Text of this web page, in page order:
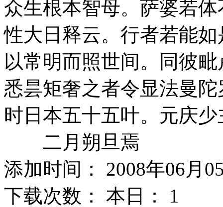
众生根本智母。萨婆若
性大日释云。行者若能
以常明而照世间。同彼
悉昙矩奢之者令显法曼
时日本五十五叶。元庆
二月朔旦焉
添加时间： 2008年06月
下载次数： 本日： 1